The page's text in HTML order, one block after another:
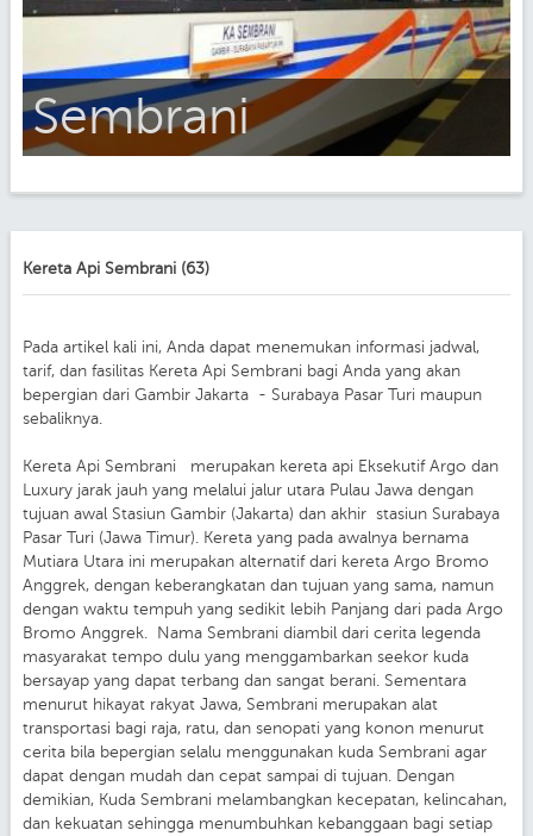
Sembrani
Kereta Api Sembrani (63)
Pada artikel kali ini, Anda dapat menemukan informasi jadwal,
tarif, dan fasilitas Kereta Api Sembrani bagi Anda yang akan
bepergian dari Gambir Jakarta - Surabaya Pasar Turi maupun
sebaliknya.
Kereta Api Sembrani merupakan kereta api Eksekutif Argo dan
Luxury jarak jauh yang melalui jalur utara Pulau Jawa dengan
tujuan awal Stasiun Gambir (Jakarta) dan akhir stasiun Surabaya
Pasar Turi (Jawa Timur). Kereta yang pada awalnya bernama
Mutiara Utara ini merupakan alternatif dari kereta Argo Bromo
Anggrek, dengan keberangkatan dan tujuan yang sama, namun
dengan waktu tempuh yang sedikit lebih Panjang dari pada Argo
Bromo Anggrek. Nama Sembrani diambil dari cerita legenda
masyarakat tempo dulu yang menggambarkan seekor kuda
bersayap yang dapat terbang dan sangat berani. Sementara
menurut hikayat rakyat Jawa, Sembrani merupakan alat
transportasi bagi raja, ratu, dan senopati yang konon menurut
cerita bila bepergian selalu menggunakan kuda Sembrani agar
dapat dengan mudah dan cepat sampai di tujuan. Dengan
demikian, Kuda Sembrani melambangkan kecepatan, kelincahan,
dan kekuatan sehingga menumbuhkan kebanggaan bagi setiap